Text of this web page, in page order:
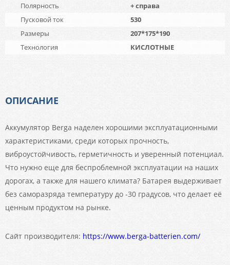
Полярность
+ справа
Пусковой ток
530
Размеры
207*175*190
Технология
КИСЛОТНЫЕ
ОПИСАНИЕ
Аккумулятор Berga наделен хорошими эксплуатационными
характеристиками, среди которых прочность,
виброустойчивость, герметичность и уверенный потенциал.
Что нужно еще для беспроблемной эксплуатации на наших
дорогах, а также для нашего климата? Батарея выдерживает
без саморазряда температуру до -30 градусов, что делает её
ценным продуктом на рынке.
Сайт производителя: https://www.berga-batterien.com/